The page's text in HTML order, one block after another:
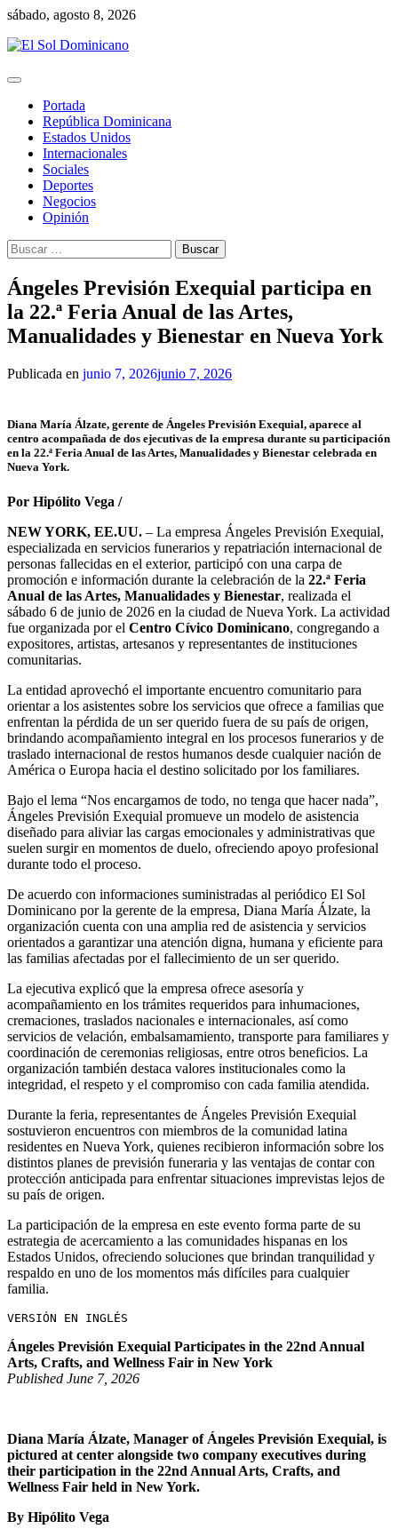
Skip
content
sábado, agosto 8, 2026
Portada
República Dominicana
Estados Unidos
Internacionales
Sociales
Deportes
Negocios
Opinión
Buscar:
Ángeles Previsión Exequial participa en
la 22.ª Feria Anual de las Artes,
Manualidades y Bienestar en Nueva York
Publicada en junio 7, 2026junio 7, 2026
Diana María Álzate, gerente de Ángeles Previsión Exequial, aparece al
centro acompañada de dos ejecutivas de la empresa durante su participación
en la 22.ª Feria Anual de las Artes, Manualidades y Bienestar celebrada en
Nueva York.
Por Hipólito Vega /
NEW YORK, EE.UU. – La empresa Ángeles Previsión Exequial,
especializada en servicios funerarios y repatriación internacional de
personas fallecidas en el exterior, participó con una carpa de
promoción e información durante la celebración de la 22.ª Feria
Anual de las Artes, Manualidades y Bienestar, realizada el
sábado 6 de junio de 2026 en la ciudad de Nueva York. La actividad
fue organizada por el Centro Cívico Dominicano, congregando a
expositores, artistas, artesanos y representantes de instituciones
comunitarias.
La entidad aprovechó el importante encuentro comunitario para
orientar a los asistentes sobre los servicios que ofrece a familias que
enfrentan la pérdida de un ser querido fuera de su país de origen,
brindando acompañamiento integral en los procesos funerarios y de
traslado internacional de restos humanos desde cualquier nación de
América o Europa hacia el destino solicitado por los familiares.
Bajo el lema “Nos encargamos de todo, no tenga que hacer nada”,
Ángeles Previsión Exequial promueve un modelo de asistencia
diseñado para aliviar las cargas emocionales y administrativas que
suelen surgir en momentos de duelo, ofreciendo apoyo profesional
durante todo el proceso.
De acuerdo con informaciones suministradas al periódico El Sol
Dominicano por la gerente de la empresa, Diana María Álzate, la
organización cuenta con una amplia red de asistencia y servicios
orientados a garantizar una atención digna, humana y eficiente para
las familias afectadas por el fallecimiento de un ser querido.
La ejecutiva explicó que la empresa ofrece asesoría y
acompañamiento en los trámites requeridos para inhumaciones,
cremaciones, traslados nacionales e internacionales, así como
servicios de velación, embalsamamiento, transporte para familiares y
coordinación de ceremonias religiosas, entre otros beneficios. La
organización también destaca valores institucionales como la
integridad, el respeto y el compromiso con cada familia atendida.
Durante la feria, representantes de Ángeles Previsión Exequial
sostuvieron encuentros con miembros de la comunidad latina
residentes en Nueva York, quienes recibieron información sobre los
distintos planes de previsión funeraria y las ventajas de contar con
protección anticipada para enfrentar situaciones imprevistas lejos de
su país de origen.
La participación de la empresa en este evento forma parte de su
estrategia de acercamiento a las comunidades hispanas en los
Estados Unidos, ofreciendo soluciones que brindan tranquilidad y
respaldo en uno de los momentos más difíciles para cualquier
familia.
VERSIÓN EN INGLÉS
Ángeles Previsión Exequial Participates in the 22nd Annual
Arts, Crafts, and Wellness Fair in New York
Published June 7, 2026
Diana María Álzate, Manager of Ángeles Previsión Exequial, is
pictured at center alongside two company executives during
their participation in the 22nd Annual Arts, Crafts, and
Wellness Fair held in New York.
By Hipólito Vega